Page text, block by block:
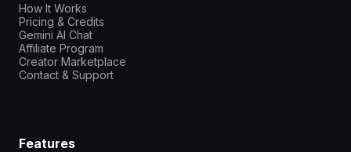
How It Works
Pricing & Credits
Gemini AI Chat
Affiliate Program
Creator Marketplace
Contact & Support
Features